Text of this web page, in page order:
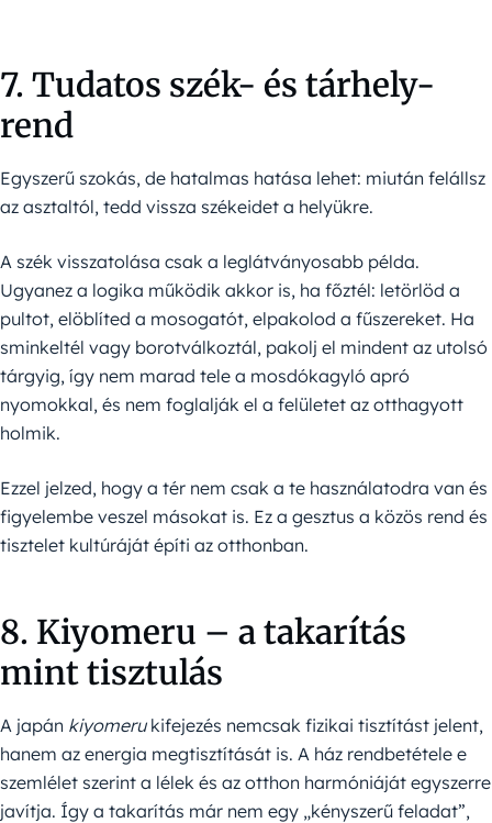
7. Tudatos szék- és tárhely-
rend
Egyszerű szokás, de hatalmas hatása lehet: miután felállsz
az asztaltól, tedd vissza székeidet a helyükre.
A szék visszatolása csak a leglátványosabb példa.
Ugyanez a logika működik akkor is, ha főztél: letörlöd a
pultot, elöblíted a mosogatót, elpakolod a fűszereket. Ha
sminkeltél vagy borotválkoztál, pakolj el mindent az utolsó
tárgyig, így nem marad tele a mosdókagyló apró
nyomokkal, és nem foglalják el a felületet az otthagyott
holmik.
Ezzel jelzed, hogy a tér nem csak a te használatodra van és
figyelembe veszel másokat is. Ez a gesztus a közös rend és
tisztelet kultúráját építi az otthonban.
8. Kiyomeru – a takarítás
mint tisztulás
A japán kiyomerukifejezés nemcsak fizikai tisztítást jelent,
hanem az energia megtisztítását is. A ház rendbetétele e
szemlélet szerint a lélek és az otthon harmóniáját egyszerre
javítja. Így a takarítás már nem egy „kényszerű feladat”,